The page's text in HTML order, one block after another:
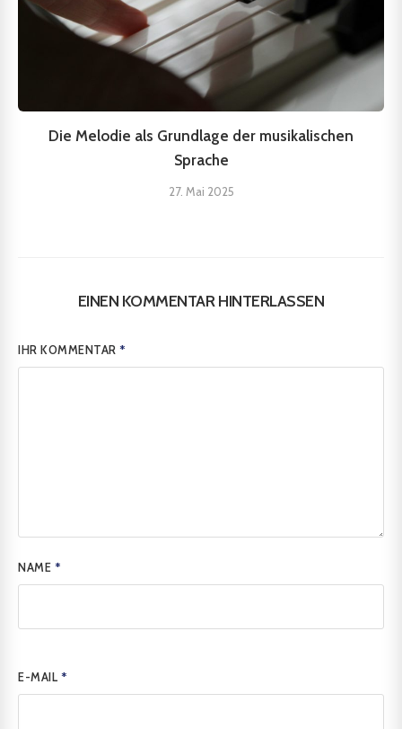
Die Melodie als Grundlage der musikalischen
Sprache
27. Mai 2025
EINEN KOMMENTAR HINTERLASSEN
IHR KOMMENTAR*
NAME *
E-MAIL *